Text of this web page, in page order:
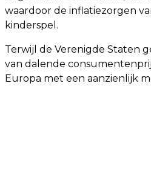
waardoor de inflatiezorgen
kinderspel.
Terwijl de Verenigde Staten
van dalende
Europa met een aanzienlijk